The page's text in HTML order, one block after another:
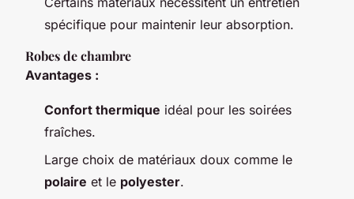
spécifique pour maintenir leur absorption.
Robes de chambre
Avantages :
Confort thermique idéal pour les soirées
fraîches.
Large choix de matériaux doux comme le
polaire et le polyester.